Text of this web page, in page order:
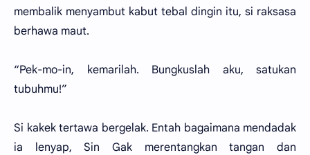
membalik menyambut kabut tebal dingin itu, si raksasa
berhawa maut.
“Pek-mo-in, kemarilah. Bungkuslah aku, satukan
tubuhmu!”
Si kakek tertawa bergelak. Entah bagaimana mendadak
ia lenyap, Sin Gak merentangkan tangan dan